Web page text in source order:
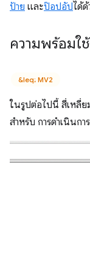
ป้าย และป๊อปอัปได้ด้
ความพร้อมใ
&leq; MV2
ในรูปต่อไปนี้ สี่เหลี่
สำหรับ การดำเนินก